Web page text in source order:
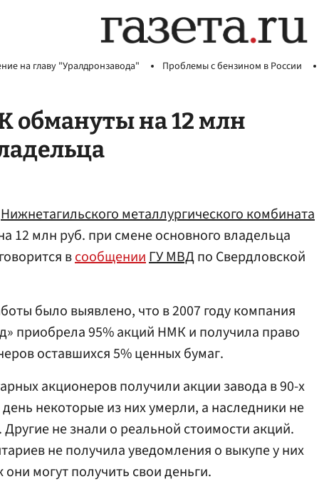
на главу "Уралдронзавода" Проблемы с бензином в России
обмануты на 12 млн
Нижнетагильского металлургического комбината
12 млн руб. при смене основного владельца
всообщенииГУ МВДпо Свердловской
было выявлено, что в 2007 году компания
приобрела 95% акций НМК и получила право
оставшихся 5% ценных бумаг.
акционеров получили акции завода в 90-х
некоторые из них умерли, а наследники не
не знали о реальной стоимости акций.
не получила уведомления о выкупе у них
они могут получить свои деньги.